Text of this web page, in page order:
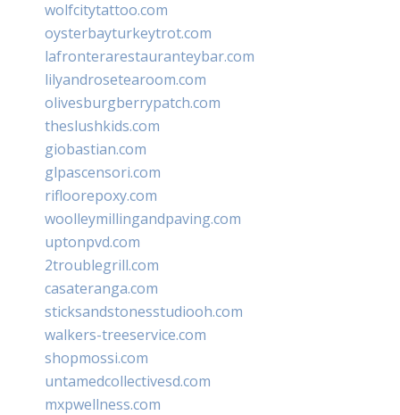
wolfcitytattoo.com
oysterbayturkeytrot.com
lafronterarestauranteybar.com
lilyandrosetearoom.com
olivesburgberrypatch.com
theslushkids.com
giobastian.com
glpascensori.com
rifloorepoxy.com
woolleymillingandpaving.com
uptonpvd.com
2troublegrill.com
casateranga.com
sticksandstonesstudiooh.com
walkers-treeservice.com
shopmossi.com
untamedcollectivesd.com
mxpwellness.com